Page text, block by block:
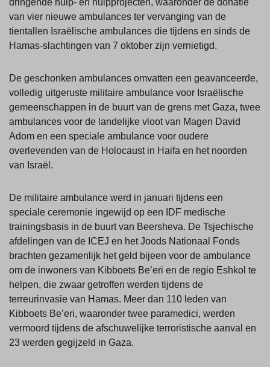
dringende hulp- en hulpprojecten, waaronder de donatie
van vier nieuwe ambulances ter vervanging van de
tientallen Israëlische ambulances die tijdens en sinds de
Hamas-slachtingen van 7 oktober zijn vernietigd.
De geschonken ambulances omvatten een geavanceerde,
volledig uitgeruste militaire ambulance voor Israëlische
gemeenschappen in de buurt van de grens met Gaza, twee
ambulances voor de landelijke vloot van Magen David
Adom en een speciale ambulance voor oudere
overlevenden van de Holocaust in Haifa en het noorden
van Israël.
De militaire ambulance werd in januari tijdens een
speciale ceremonie ingewijd op een IDF medische
trainingsbasis in de buurt van Beersheva. De Tsjechische
afdelingen van de ICEJ en het Joods Nationaal Fonds
brachten gezamenlijk het geld bijeen voor de ambulance
om de inwoners van Kibboets Be’eri en de regio Eshkol te
helpen, die zwaar getroffen werden tijdens de
terreurinvasie van Hamas. Meer dan 110 leden van
Kibboets Be’eri, waaronder twee paramedici, werden
vermoord tijdens de afschuwelijke terroristische aanval en
23 werden gegijzeld in Gaza.